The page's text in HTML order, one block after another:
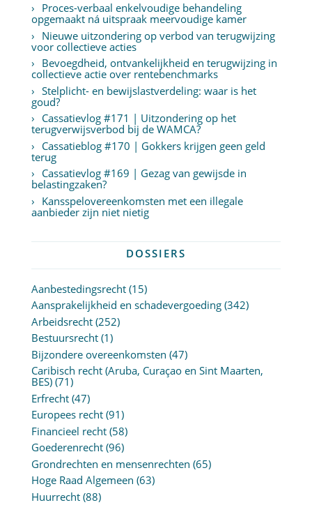
Proces-verbaal enkelvoudige behandeling
opgemaakt ná uitspraak meervoudige kamer
Nieuwe uitzondering op verbod van terugwijzing
voor collectieve acties
Bevoegdheid, ontvankelijkheid en terugwijzing in
collectieve actie over rentebenchmarks
Stelplicht- en bewijslastverdeling: waar is het
goud?
Cassatievlog #171 | Uitzondering op het
terugverwijsverbod bij de WAMCA?
Cassatieblog #170 | Gokkers krijgen geen geld
terug
Cassatievlog #169 | Gezag van gewijsde in
belastingzaken?
Kansspelovereenkomsten met een illegale
aanbieder zijn niet nietig
DOSSIERS
Aanbestedingsrecht(15)
Aansprakelijkheid en schadevergoeding(342)
Arbeidsrecht(252)
Bestuursrecht(1)
Bijzondere overeenkomsten (47)
Caribisch recht (Aruba, Curaçao en Sint Maarten,
BES)(71)
Erfrecht(47)
Europees recht(91)
Financieel recht(58)
Goederenrecht(96)
Grondrechten en mensenrechten (65)
Hoge Raad Algemeen (63)
Huurrecht(88)